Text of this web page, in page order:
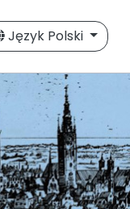
Język Polski